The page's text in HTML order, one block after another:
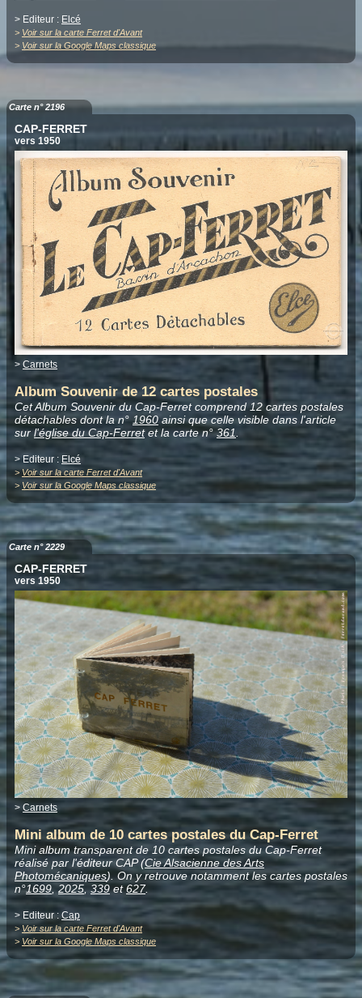
> Editeur : Elcé
> Voir sur la carte Ferret d'Avant
> Voir sur la Google Maps classique
Carte n° 2196
CAP-FERRET
vers 1950
> Carnets
Album Souvenir de 12 cartes postales
Cet Album Souvenir du Cap-Ferret comprend 12 cartes postales
détachables dont la n°1960ainsi que celle visible dans l'article
surl'église du Cap-Ferretet la carte n°361
> Editeur : Elcé
>Voir sur la carte Ferret d'Avant
> Voir sur la Google Maps classique
Carte n° 2229
CAP-FERRET
vers 1950
> Carnets
Mini album de 10 cartes postales du Cap-Ferret
Mini album transparent de 10 cartes postales du Cap-Ferret
réalisé par l'éditeur CAP (Cie Alsacienne des Arts
Photomécaniques). On y retrouve notamment les cartes postales
n°1699 2025,339et627.
> Editeur : Cap
> Voir sur la carte Ferret d'Avant
> Voir sur la Google Maps classique